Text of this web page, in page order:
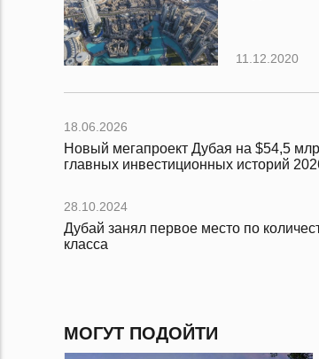
11.12.2020
18.06.2026
Новый мегапроект Дубая на $54,5
главных инвестиционных историй
28.10.2024
Дубай занял первое место по
класса
МОГУТ ПОДОЙТИ